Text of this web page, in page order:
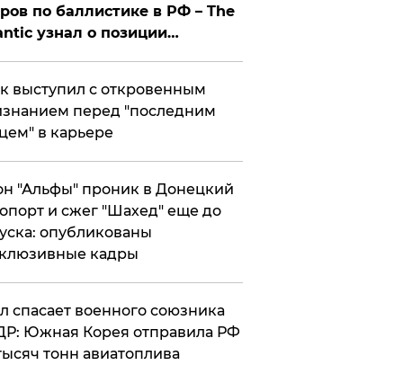
по баллистике в РФ – The
узнал о позиции
выступил с откровенным
перед "последним
в карьере
"Альфы" проник в Донецкий
и сжег "Шахед" еще до
опубликованы
кадры
спасает военного союзника
Южная Корея отправила РФ
тонн авиатоплива